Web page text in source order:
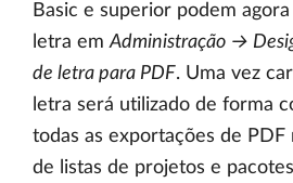
Basic e superior podem
letra emAdministração →
de letra para PDF. Uma vez
letra será utilizado de forma
todas as exportações de
de listas de projetos e